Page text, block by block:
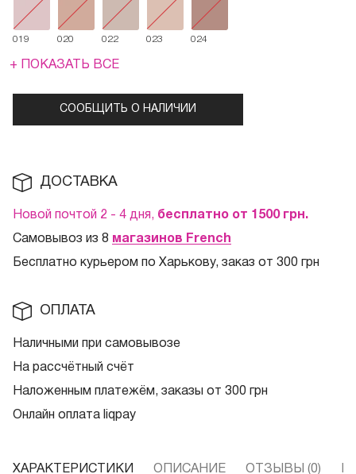
019 020 022 023 024
+ ПОКАЗАТЬ ВСЕ
СООБЩИТЬ О НАЛИЧИИ
ДОСТАВКА
Новой почтой 2 - 4 дня, бесплатно от 1500 грн.
Самовывоз из 8 магазинов French
Бесплатно курьером по Харькову, заказ от 300 грн
ОПЛАТА
Наличными при самовывозе
На рассчётный счёт
Наложенным платежём, заказы от 300 грн
Онлайн оплата liqpay
ХАРАКТЕРИСТИКИ ОПИСАНИЕ ОТЗЫВЫ (0)